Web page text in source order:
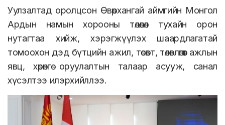
Уулзалтад оролцсон Өвөрхангай аймгийн Монгол
Ардын намын хорооны төлөөлөл тухайн орон
нутагтаа хийж, хэрэгжүүлэх шаардлагатай
томоохон дэд бүтцийн ажил, төсөвт, төлөвлөгөөт ажлын
явц, хөрөнгө оруулалтын талаар асууж, санал
хүсэлтээ илэрхийллээ.